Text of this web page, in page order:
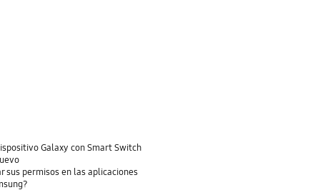
Galaxy con Smart Switch
sus permisos en las aplicaciones